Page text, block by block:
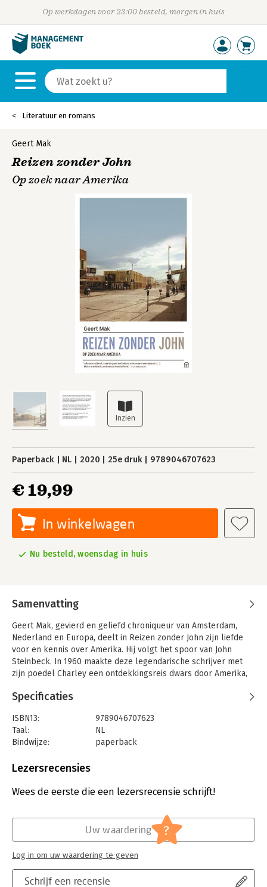
Op werkdagen voor 23:00 besteld, morgen in huis
Literatuur en romans
Geert Mak
Reizen zonder John
Op zoek naar Amerika
Paperback NL 2020 25e druk 9789046707623
€ 19,99
In winkelwagen
Nu besteld, woensdag in huis
Samenvatting
Geert Mak, gevierd en geliefd chroniqueur van Amsterdam,
Nederland en Europa, deelt in Reizen zonder John zijn liefde
voor en kennis over Amerika. Hij volgt het spoor van John
Steinbeck. In 1960 maakte deze legendarische schrijver met
zijn poedel Charley een ontdekkingsreis dwars door Amerika,
vijftig jaar later maakt Geert Mak diezelfde reis.
Net als in In Europa en in Grote verwachtingen combineert
Geert Mak in Reizen zonder John een reis door het continent
met een reis door de tijd. Tegelijkertijd onderzoekt hij hoe
van toen nog de dromen van nu? Is Amerika nog ‘het beloofde
Specificaties
ISBN13:
9789046707623
Taal:
NL
Bindwijze:
paperback
Uitgever:
Verschijningsdatum:
27-10-2020
Literatuur en romans
Lezersrecensies
Wees de eerste die een lezersrecensie schrijft!
Schrijf een recensie
Uw waardering ?
Log in om uw waardering te geven